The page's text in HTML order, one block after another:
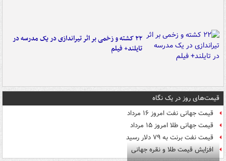
۲۲ کشته و زخمی بر اثر تیراندازی در یک مدرسه در
تایلند+ فیلم
قیمت‌های روز در یک نگاه
قیمت جهانی نفت امروز ۱۶ مرداد
قیمت جهانی طلا امروز ۱۵ مرداد
قیمت نفت برنت به ۷۹ دلار رسید
افزایش قیمت طلا و نقره جهانی